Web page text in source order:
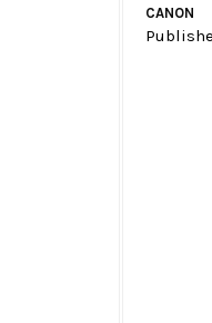
CANON